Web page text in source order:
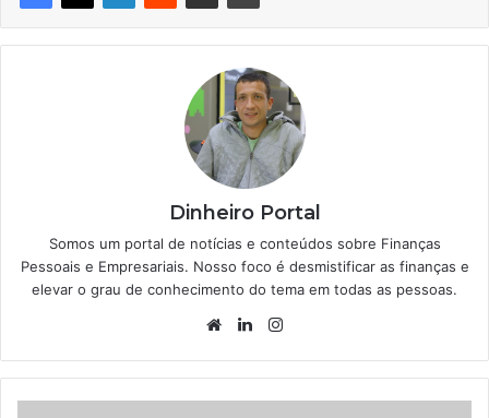
Dinheiro Portal
Somos um portal de notícias e conteúdos sobre Finanças
Pessoais e Empresariais. Nosso foco é desmistificar as finanças e
elevar o grau de conhecimento do tema em todas as pessoas.
WebsiteLinkedin